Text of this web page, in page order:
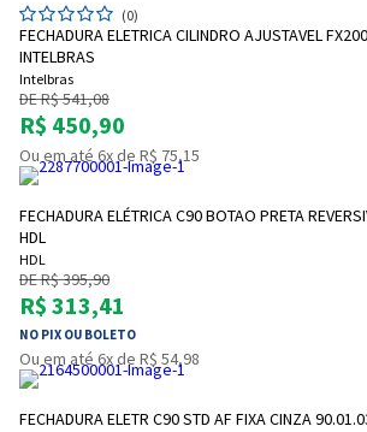
(0)
FECHADURA ELETRICA CILINDRO AJUSTAVEL
INTELBRAS
Intelbras
DE R$ 541,08
R$ 450,90
Ou em até 6x de R$ 75,15
FECHADURA ELÉTRICA C90 BOTAO PRETA
HDL
HDL
DE R$ 395,90
R$ 313,41
NO PIX OU BOLETO
Ou em até 6x de R$ 54,98
FECHADURA ELETR C90 STD AF FIXA CINZA